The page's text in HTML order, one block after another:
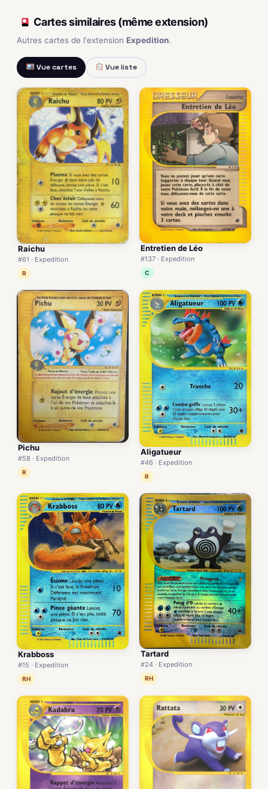
Cartes similaires (même extension)
Autres cartes de l'extension Expedition.
Vue cartes Vue liste
Raichu
#61 · Expedition
R
Entretien de Léo
#137 · Expedition
C
Pichu
#58 · Expedition
R
Aligatueur
#46 · Expedition
R
Krabboss
#15 · Expedition
RH
Tartard
#24 · Expedition
RH